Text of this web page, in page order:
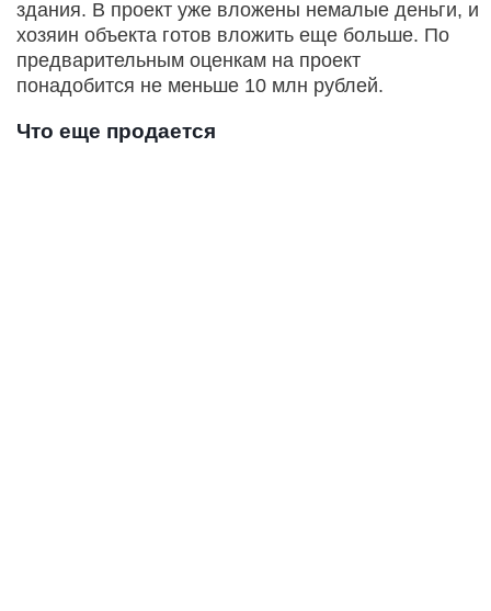
здания. В проект уже вложены немалые деньги, и
хозяин объекта готов вложить еще больше. По
предварительным оценкам на проект
понадобится не меньше 10 млн рублей.
Что еще продается